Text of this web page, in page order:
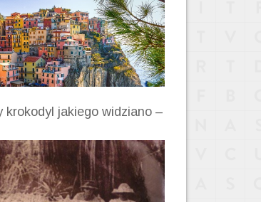
krokodyl jakiego widziano –